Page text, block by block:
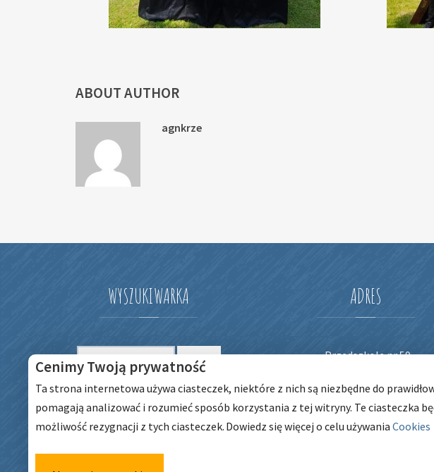
ABOUT AUTHOR
agnkrze
WYSZUKIWARKA
Szukaj
dla:
Szukaj
ADRES
Przedszkole nr 59
53-225 Wrocław
tel. 71 798 68 02
Cenimy Twoją prywatność
Ta strona internetowa używa ciasteczek, niektóre z nich są niezbędne do
pomagają analizować i rozumieć sposób korzystania z tej witryny. Te ciasteczka
możliwość rezygnacji z tych ciasteczek. Dowiedz się więcej o celu używania Cookies